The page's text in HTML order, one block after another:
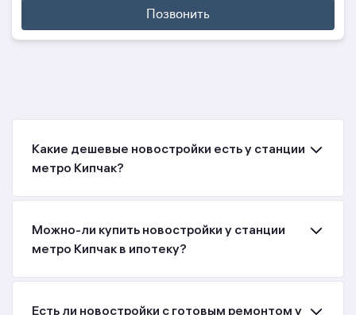
Позвонить
Какие дешевые новостройки есть у станции
метро Кипчак?
Можно-ли купить новостройки у станции
метро Кипчак в ипотеку?
Есть ли новостройки с готовым ремонтом у